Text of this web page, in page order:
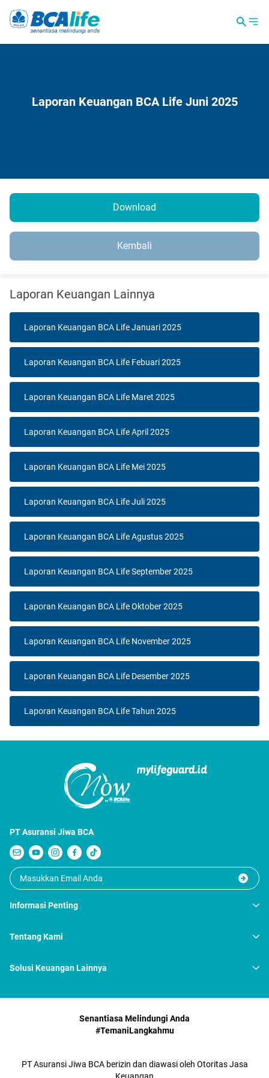
Laporan Keuangan BCA Life Juni 2025
Download
Kembali
Laporan Keuangan Lainnya
Laporan Keuangan BCA Life Januari 2025
Laporan Keuangan BCA Life Febuari 2025
Laporan Keuangan BCA Life Maret 2025
Laporan Keuangan BCA Life April 2025
Laporan Keuangan BCA Life Mei 2025
Laporan Keuangan BCA Life Juli 2025
Laporan Keuangan BCA Life Agustus 2025
Laporan Keuangan BCA Life September 2025
Laporan Keuangan BCA Life Oktober 2025
Laporan Keuangan BCA Life November 2025
Laporan Keuangan BCA Life Desember 2025
Laporan Keuangan BCA Life Tahun 2025
PT Asuransi Jiwa BCA
Informasi Penting
Tentang Kami
Solusi Keuangan Lainnya
Senantiasa Melindungi Anda
#TemaniLangkahmu
PT Asuransi Jiwa BCA berizin dan diawasi oleh Otoritas Jasa